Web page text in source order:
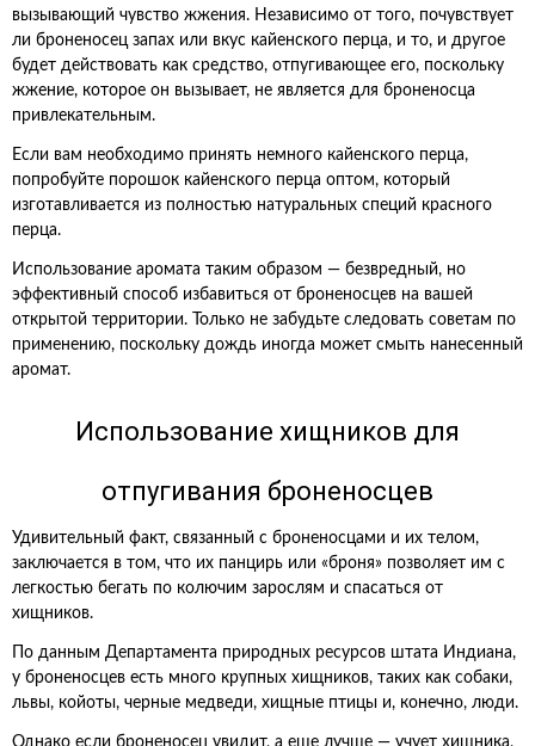
вызывающий чувство жжения. Независимо от того, почувствует
ли броненосец запах или вкус кайенского перца, и то, и другое
будет действовать как средство, отпугивающее его, поскольку
жжение, которое он вызывает, не является для броненосца
привлекательным.
Если вам необходимо принять немного кайенского перца,
попробуйте порошок кайенского перца оптом, который
изготавливается из полностью натуральных специй красного
перца.
Использование аромата таким образом — безвредный, но
эффективный способ избавиться от броненосцев на вашей
открытой территории. Только не забудьте следовать советам по
применению, поскольку дождь иногда может смыть нанесенный
аромат.
Использование хищников для
отпугивания броненосцев
Удивительный факт, связанный с броненосцами и их телом,
заключается в том, что их панцирь или «броня» позволяет им с
легкостью бегать по колючим зарослям и спасаться от
хищников.
По данным Департамента природных ресурсов штата Индиана,
у броненосцев есть много крупных хищников, таких как собаки,
львы, койоты, черные медведи, хищные птицы и, конечно, люди.
Однако если броненосец увидит, а еще лучше — учует хищника,